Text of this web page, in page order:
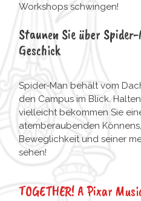
Workshops schwingen!
Staunen Sie über
Geschick
Spider-Man behält vom
den Campus im Blick.
vielleicht bekommen Sie
atemberaubenden
Beweglichkeit und seiner
sehen!
TOGETHER! A Pixar